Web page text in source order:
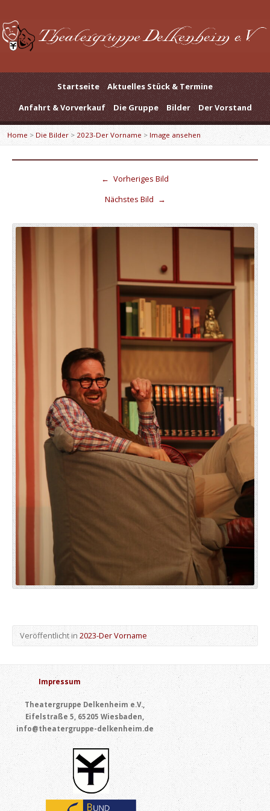
Startseite
Aktuelles Stück & Termine
Anfahrt & Vorverkauf
Die Gruppe Bilder Der Vorstand
Home > Die Bilder> 2023-Der Vorname > Image ansehen
← Vorheriges Bild
Nächstes Bild →
Veröffentlicht in2023-Der Vorname
Impressum
Theatergruppe Delkenheim e.V.,
Eifelstraße 5, 65205 Wiesbaden,
info@theatergruppe-delkenheim.de